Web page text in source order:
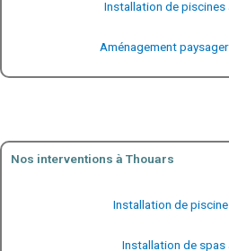
Installation de piscines
Aménagement
Nos interventions à Thouars
Installation de
Installation de spas